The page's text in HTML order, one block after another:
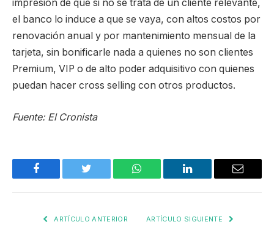
impresión de que si no se trata de un cliente relevante,
el banco lo induce a que se vaya, con altos costos por
renovación anual y por mantenimiento mensual de la
tarjeta, sin bonificarle nada a quienes no son clientes
Premium, VIP o de alto poder adquisitivo con quienes
puedan hacer cross selling con otros productos.
Fuente: El Cronista
Facebook Twitter WhatsApp LinkedIn Email
ARTÍCULO ANTERIOR ARTÍCULO SIGUIENTE